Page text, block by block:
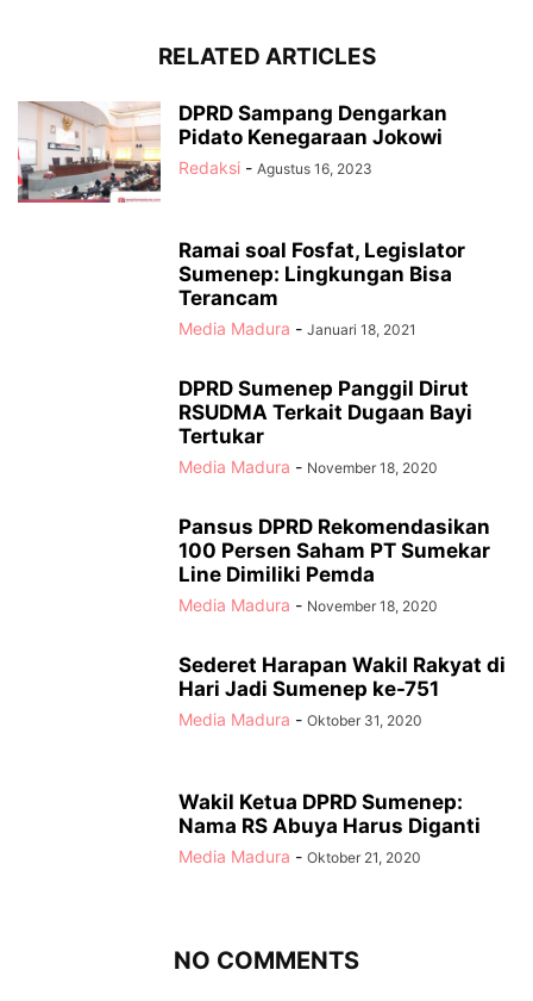
RELATED ARTICLES
DPRD Sampang Dengarkan
Pidato Kenegaraan Jokowi
Redaksi - Agustus 16, 2023
Ramai soal Fosfat, Legislator
Sumenep: Lingkungan Bisa
Terancam
Media Madura - Januari 18, 2021
DPRD Sumenep Panggil Dirut
RSUDMA Terkait Dugaan Bayi
Tertukar
Media Madura - November 18, 2020
Pansus DPRD Rekomendasikan
100 Persen Saham PT Sumekar
Line Dimiliki Pemda
Media Madura - November 18, 2020
Sederet Harapan Wakil Rakyat di
Hari Jadi Sumenep ke-751
Media Madura - Oktober 31, 2020
Wakil Ketua DPRD Sumenep:
Nama RS Abuya Harus Diganti
Media Madura - Oktober 21, 2020
NO COMMENTS